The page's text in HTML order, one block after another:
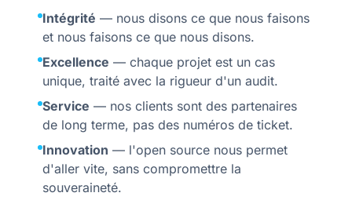
Intégrité — nous disons ce que nous faisons
et nous faisons ce que nous disons.
Excellence — chaque projet est un cas
unique, traité avec la rigueur d'un audit.
Service — nos clients sont des partenaires
de long terme, pas des numéros de ticket.
Innovation — l'open source nous permet
d'aller vite, sans compromettre la
souveraineté.